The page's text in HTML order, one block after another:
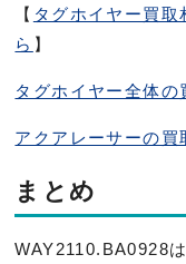
【 タグホイヤー買
ら 】
タグホイヤー全体
アクアレーサーの買
まとめ
WAY2110.BA0928